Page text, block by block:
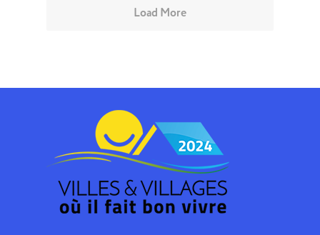
Load More